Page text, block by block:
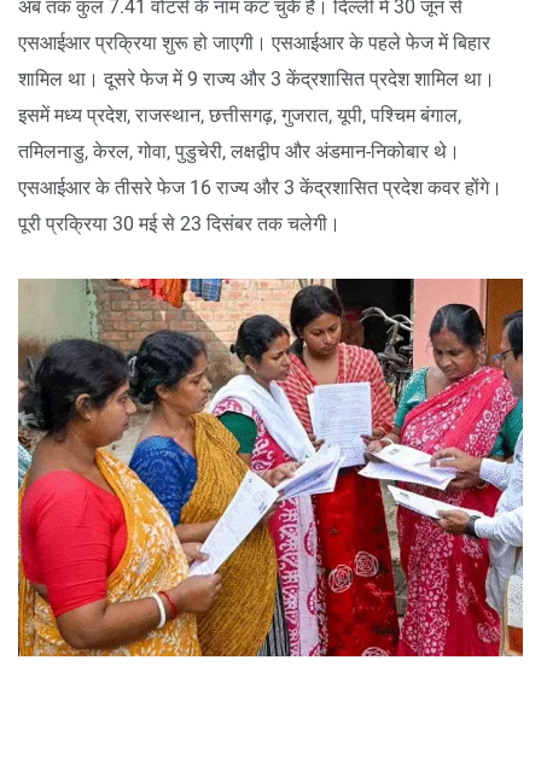
अब तक कुल 7.41 वोटर्स के नाम कट चुके हैं। दिल्ली में 30 जून से
एसआईआर प्रक्रिया शुरू हो जाएगी। एसआईआर के पहले फेज में बिहार
शामिल था। दूसरे फेज में 9 राज्य और 3 केंद्रशासित प्रदेश शामिल था।
इसमें मध्य प्रदेश, राजस्थान, छत्तीसगढ़, गुजरात, यूपी, पश्चिम बंगाल,
तमिलनाडु, केरल, गोवा, पुडुचेरी, लक्षद्वीप और अंडमान-निकोबार थे।
एसआईआर के तीसरे फेज 16 राज्य और 3 केंद्रशासित प्रदेश कवर होंगे।
पूरी प्रक्रिया 30 मई से 23 दिसंबर तक चलेगी।